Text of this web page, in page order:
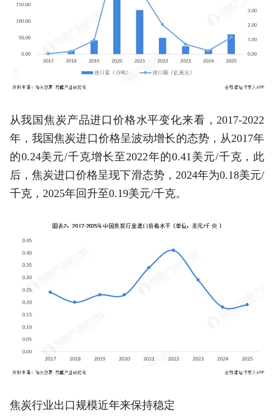
从我国焦炭产品进口价格水平变化来看，2017-2022
年，我国焦炭进口价格呈波动增长的态势，从2017年
的0.24美元/千克增长至2022年的0.41美元/千克，此
后，焦炭进口价格呈现下滑态势，2024年为0.18美元/
千克，2025年回升至0.19美元/千克。
焦炭行业出口规模近年来保持稳定